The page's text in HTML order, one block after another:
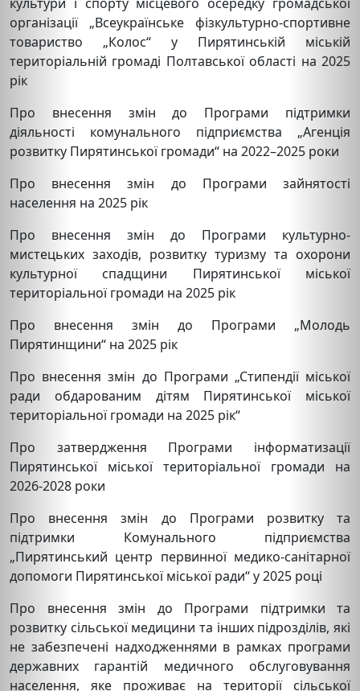
організації „Всеукраїнське фізкультурно-спортивне
товариство „Колос“ у Пирятинській міській
територіальній громаді Полтавської області на 2025
рік
Про внесення змін до Програми підтримки
діяльності комунального підприємства „Агенція
розвитку Пирятинської громади“ на 2022–2025 роки
Про внесення змін до Програми зайнятості
населення на 2025 рік
Про внесення змін до Програми культурно-
мистецьких заходів, розвитку туризму та охорони
культурної спадщини Пирятинської міської
територіальної громади на 2025 рік
Про внесення змін до Програми „Молодь
Пирятинщини“ на 2025 рік
Про внесення змін до Програми „Стипендії міської
ради обдарованим дітям Пирятинської міської
територіальної громади на 2025 рік“
Про затвердження Програми інформатизації
Пирятинської міської територіальної громади на
2026-2028 роки
Про внесення змін до Програми розвитку та
підтримки Комунального підприємства
„Пирятинський центр первинної медико-санітарної
допомоги Пирятинської міської ради“ у 2025 році
Про внесення змін до Програми підтримки та
розвитку сільської медицини та інших підрозділів, які
не забезпечені надходженнями в рамках програми
державних гарантій медичного обслуговування
населення, яке проживає на території сільської